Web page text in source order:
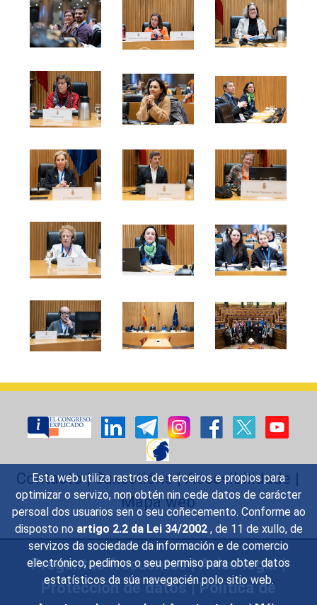
Esta web utiliza rastros de terceiros e propios para
optimizar o servizo, non obtén nin cede datos de carácter
persoal dos usuarios sen o seu coñecemento. Conforme ao
disposto no artigo 2.2 da Lei 34/2002 , de 11 de xullo, de
servizos da sociedade da información e de comercio
electrónico, pedimos o seu permiso para obter datos
estatísticos da súa navegacién polo sitio web.
Contacto|Suxestións|Accesibilidade |
Mapa web
Preguntas frecuentes|Aviso legal|
Protección de datos|Política de